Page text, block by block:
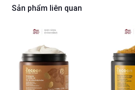
Sản phẩm liên quan